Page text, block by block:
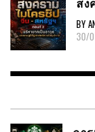
BY
30/